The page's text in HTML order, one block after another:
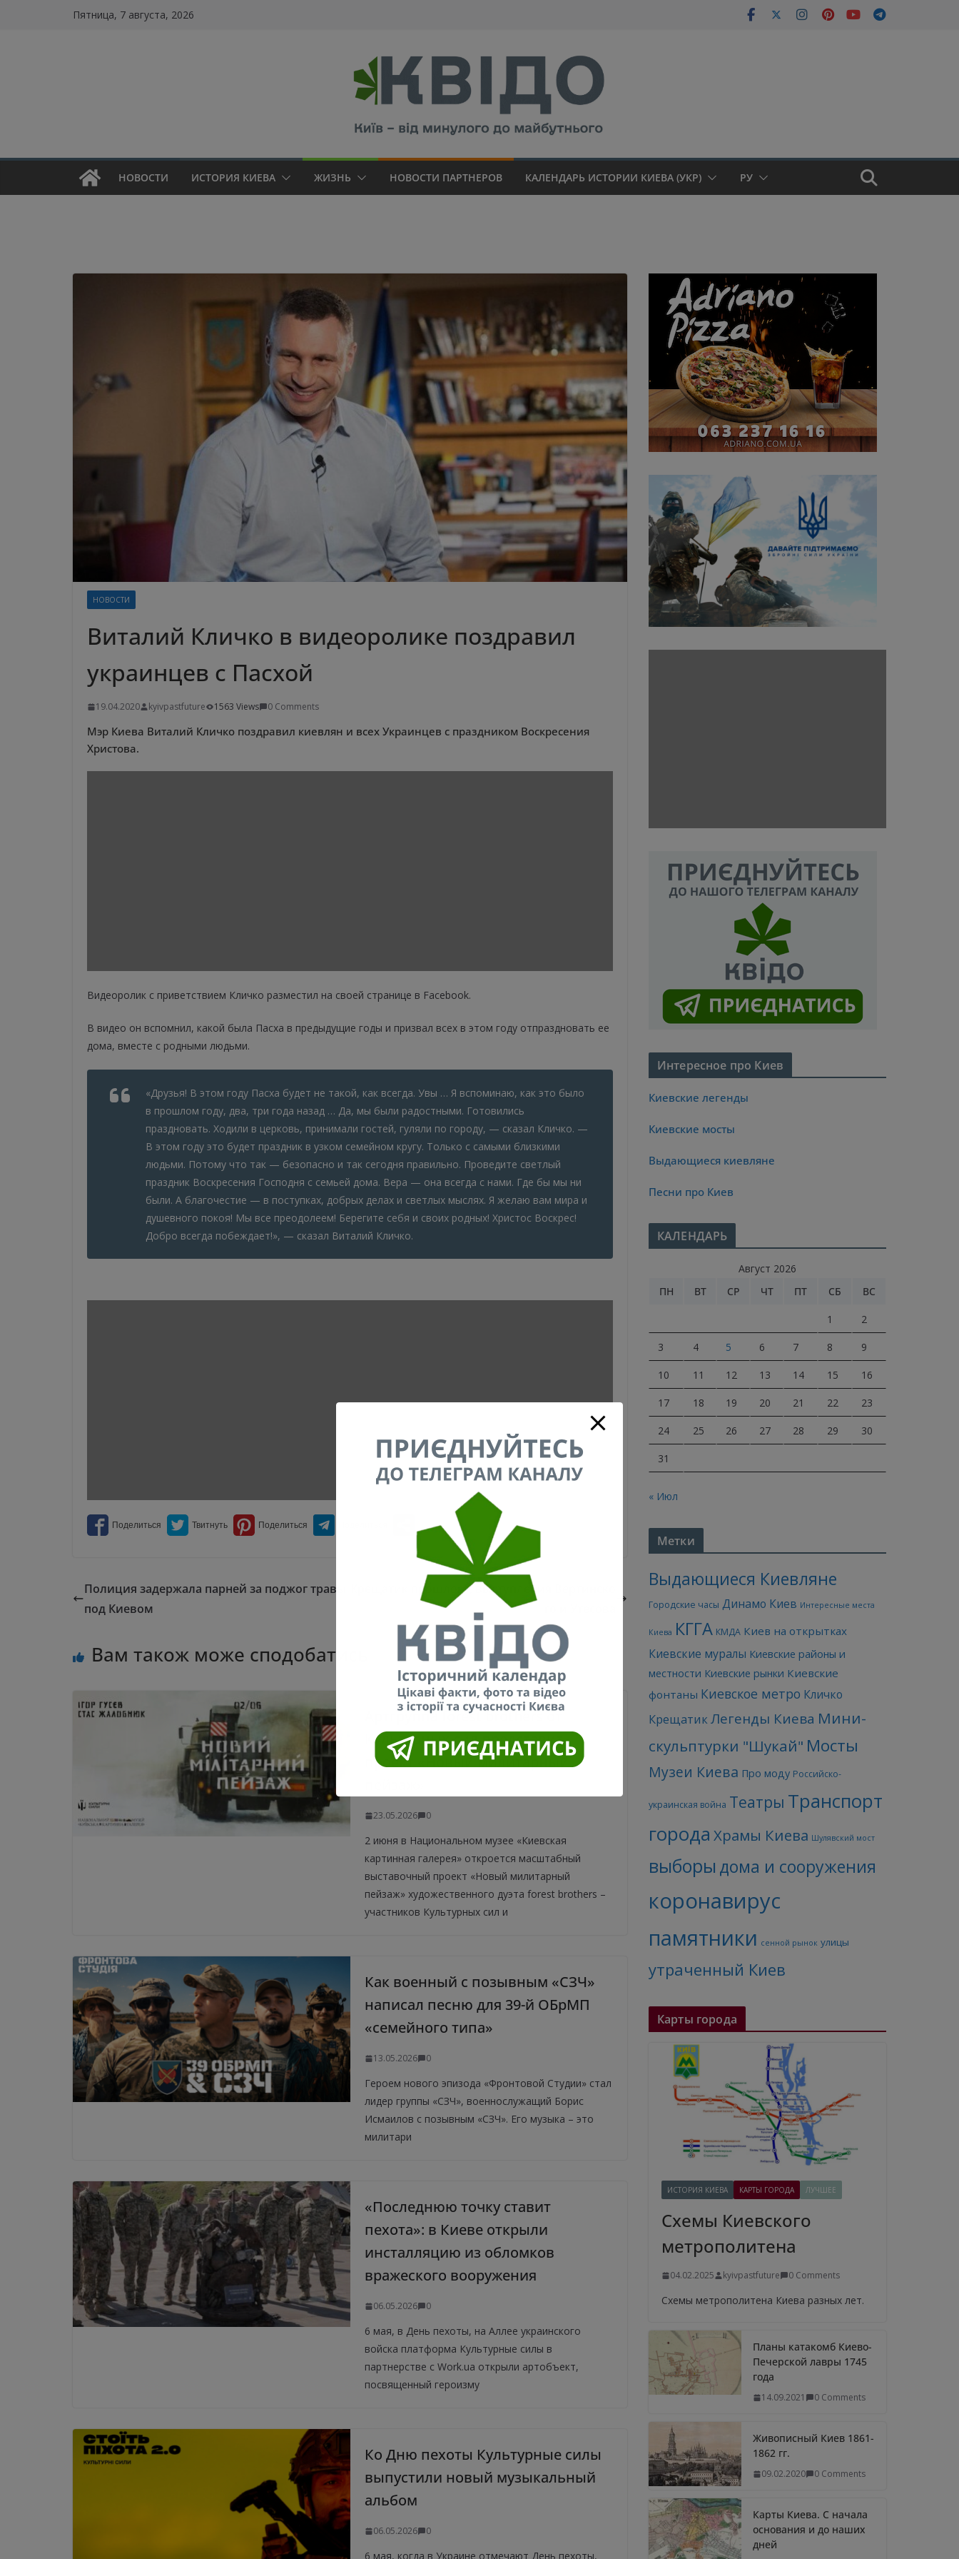
Пятница, 7 августа, 2026
НОВОСТИ ИСТОРИЯ КИЕВА ЖИЗНЬ НОВОСТИ ПАРТНЕРОВ КАЛЕНДАРЬ ИСТОРИИ КИЕВА (УКР) РУ
НОВОСТИ
Виталий Кличко в видеоролике поздравил
украинцев с Пасхой
19.04.2020 kyivpastfuture 1563 Views 0 Comments
Мэр Киева Виталий Кличко поздравил киевлян и всех Украинцев с праздником Воскресения
Христова.
Видеоролик с приветствием Кличко разместил на своей странице в Facebook.
В видео он вспомнил, какой была Пасха в предыдущие годы и призвал всех в этом году отпраздновать ее
дома, вместе с родными людьми.
«Друзья! В этом году Пасха будет не такой, как всегда. Увы … Я вспоминаю, как это было
в прошлом году, два, три года назад … Да, мы были радостными. Готовились
праздновать. Ходили в церковь, принимали гостей, гуляли по городу, — сказал Кличко. —
В этом году это будет праздник в узком семейном кругу. Только с самыми близкими
людьми. Потому что так — безопасно и так сегодня правильно. Проведите светлый
праздник Воскресения Господня с семьей дома. Вера — она ​​всегда с нами. Где бы мы ни
были. А благочестие — в поступках, добрых делах и светлых мыслях. Я желаю вам мира и
душевного покоя! Мы все преодолеем! Берегите себя и своих родных! Христос Воскрес!
Добро всегда побеждает!», — сказал Виталий Кличко.
Полиция задержала парней за поджог травы
под Киевом
Крещатик прошлого, выступления Вертинско
Вам також може сподобатись
Артгруппа forest brothers от
Культурных сил представит
проект «Новый милитарный
23.05.2026 0
2 июня в Национальном музее «Киевская
картинная галерея» откроется масштабный
выставочный проект «Новый милитарный
пейзаж» художественного дуэта forest brothers –
участников Культурных сил и
Как военный с позывным «СЗЧ»
написал песню для 39-й ОБрМП
«семейного типа»
13.05.2026 0
Героем нового эпизода «Фронтовой Студии» стал
лидер группы «СЗЧ», военнослужащий Борис
Исмаилов с позывным «СЗЧ». Его музыка – это
милитари
«Последнюю точку ставит
пехота»: в Киеве открыли
инсталляцию из обломков
вражеского вооружения
06.05.2026 0
6 мая, в День пехоты, на Аллее украинского
войска платформа Культурные силы в
партнерстве с Work.ua открыли артобъект,
посвященный героизму
Ко Дню пехоты Культурные силы
выпустили новый музыкальный
альбом
06.05.2026 0
6 мая, когда в Украине отмечают День пехоты,
Интересное про Киев
Киевские легенды
Киевские мосты
Выдающиеся киевляне
Песни про Киев
КАЛЕНДАРЬ
Август 2026
ПН
ВТ СР ЧТ ПТ СБ ВС
1 2
3 4 5 6 7 8 9
10 11 12 13 14 15 16
17 18 19 20 21 22 23
24 25 26 27 28 29 30
31
« Июл
Метки
Выдающиеся Киевляне
Городские часы Динамо Киев Интересные места
Киева КГГА КМДА Киев на открытках
Киевские муралы Киевские районы и
местности Киевские рынки Киевские
фонтаны Киевское метро Кличко
КрещатикЛегенды Киева Мини-
скульптурки "Шукай" Мосты
Музеи Киева Про моду Российско-
украинская война Театры Транспорт
города Храмы Киева Шулявский мост
выборы дома и сооружения
коронавирус
памятники сенной рынок улицы
утраченный Киев
Карты города
ИСТОРИЯ КИЕВА КАРТЫ ГОРОДА ЛУЧШЕЕ
Схемы Киевского
метрополитена
04.02.2025 kyivpastfuture 0 Comments
Схемы метрополитена Киева разных лет.
Планы катакомб Киево-
Печерской лавры 1745
года
14.09.2021 0 Comments
Живописный Киев 1861-
1862 гг.
09.02.2020 0 Comments
Карты Киева. С начала
основания и до наших
дней